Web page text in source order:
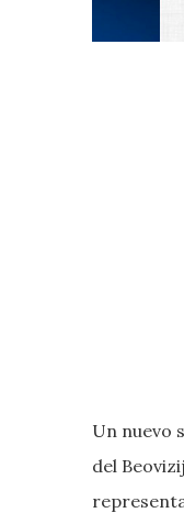
Un nuevo
del